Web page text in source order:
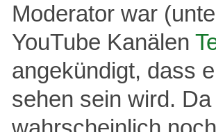
Moderator war
YouTube Kanälen
angekündigt, dass
sehen sein wird.